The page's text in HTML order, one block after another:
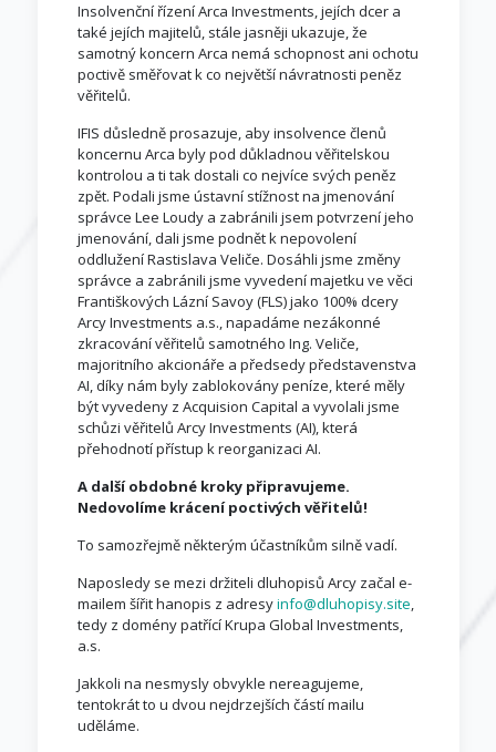
Insolvenční řízení Arca Investments, jejích dcer a
také jejích majitelů, stále jasněji ukazuje, že
samotný koncern Arca nemá schopnost ani ochotu
poctivě směřovat k co největší návratnosti peněz
věřitelů.
IFIS důsledně prosazuje, aby insolvence členů
koncernu Arca byly pod důkladnou věřitelskou
kontrolou a ti tak dostali co nejvíce svých peněz
zpět. Podali jsme ústavní stížnost na jmenování
správce Lee Loudy a zabránili jsem potvrzení jeho
jmenování, dali jsme podnět k nepovolení
oddlužení Rastislava Veliče. Dosáhli jsme změny
správce a zabránili jsme vyvedení majetku ve věci
Františkových Lázní Savoy (FLS) jako 100% dcery
Arcy Investments a.s., napadáme nezákonné
zkracování věřitelů samotného Ing. Veliče,
majoritního akcionáře a předsedy představenstva
AI, díky nám byly zablokovány peníze, které měly
být vyvedeny z Acquision Capital a vyvolali jsme
schůzi věřitelů Arcy Investments (AI), která
přehodnotí přístup k reorganizaci AI.
A další obdobné kroky připravujeme.
Nedovolíme krácení poctivých věřitelů!
To samozřejmě některým účastníkům silně vadí.
Naposledy se mezi držiteli dluhopisů Arcy začal e-
mailem šířit hanopis z adresyinfo@dluhopisy.site,
tedy z domény patřící Krupa Global Investments,
a.s.
Jakkoli na nesmysly obvykle nereagujeme,
tentokrát to u dvou nejdrzejších částí mailu
uděláme.